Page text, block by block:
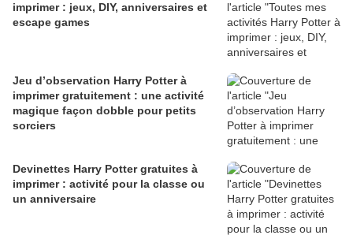
imprimer : jeux, DIY, anniversaires et
escape games
Jeu d’observation Harry Potter à
imprimer gratuitement : une activité
magique façon dobble pour petits
sorciers
Devinettes Harry Potter gratuites à
imprimer : activité pour la classe ou
un anniversaire